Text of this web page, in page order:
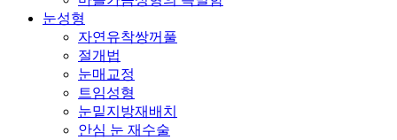
눈성형
자연유착쌍꺼풀
절개법
눈매교정
트임성형
눈밑지방재배치
안심 눈 재수술